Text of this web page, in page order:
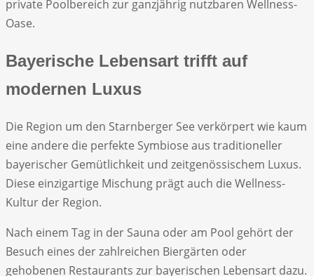
private Poolbereich zur ganzjährig nutzbaren Wellness-
Oase.
Bayerische Lebensart trifft auf
modernen Luxus
Die Region um den Starnberger See verkörpert wie kaum
eine andere die perfekte Symbiose aus traditioneller
bayerischer Gemütlichkeit und zeitgenössischem Luxus.
Diese einzigartige Mischung prägt auch die Wellness-
Kultur der Region.
Nach einem Tag in der Sauna oder am Pool gehört der
Besuch eines der zahlreichen Biergärten oder
gehobenen Restaurants zur bayerischen Lebensart dazu.